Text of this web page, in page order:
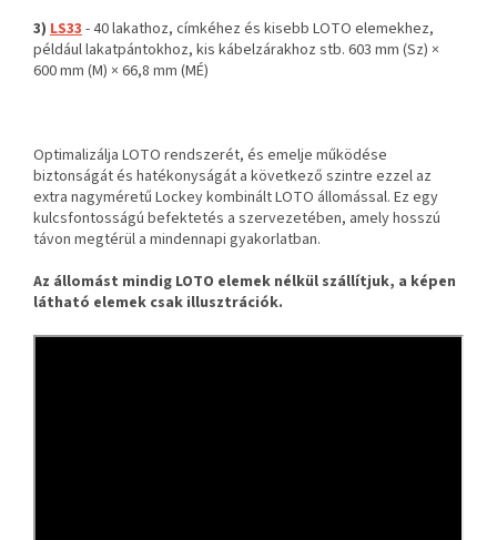
3) LS33- 40 lakathoz, címkéhez és kisebb LOTO elemekhez,
például lakatpántokhoz, kis kábelzárakhoz stb. 603 mm (Sz) ×
600 mm (M) × 66,8 mm (MÉ)
Optimalizálja LOTO rendszerét, és emelje működése
biztonságát és hatékonyságát a következő szintre ezzel az
extra nagyméretű Lockey kombinált LOTO állomással. Ez egy
kulcsfontosságú befektetés a szervezetében, amely hosszú
távon megtérül a mindennapi gyakorlatban.
Az állomást mindig LOTO elemek nélkül szállítjuk, a képen
látható elemek csak illusztrációk.